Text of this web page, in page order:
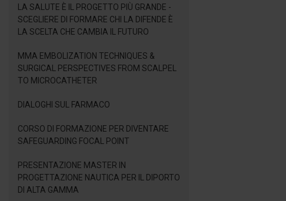
LA SALUTE È IL PROGETTO PIÙ GRANDE -
SCEGLIERE DI FORMARE CHI LA DIFENDE È
LA SCELTA CHE CAMBIA IL FUTURO
MMA EMBOLIZATION TECHNIQUES &
SURGICAL PERSPECTIVES FROM SCALPEL
TO MICROCATHETER
DIALOGHI SUL FARMACO
CORSO DI FORMAZIONE PER DIVENTARE
SAFEGUARDING FOCAL POINT
PRESENTAZIONE MASTER IN
PROGETTAZIONE NAUTICA PER IL DIPORTO
DI ALTA GAMMA